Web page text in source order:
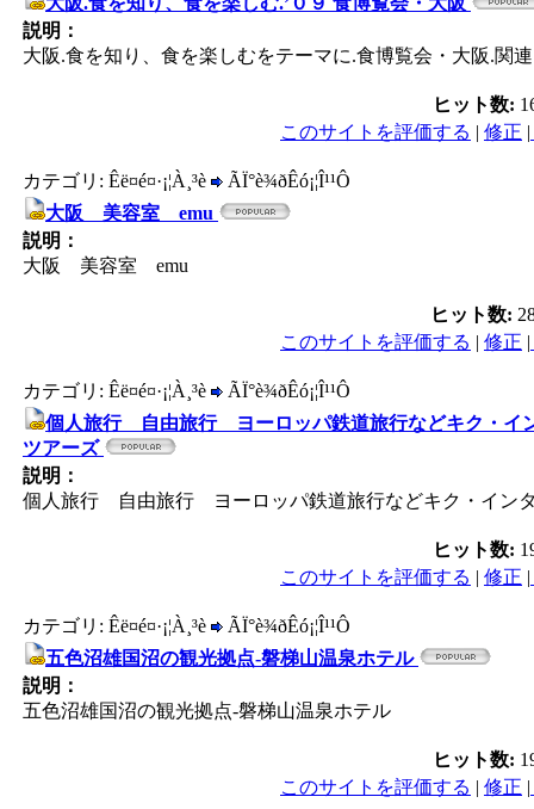
説明：
大阪.食を知り、食を楽しむをテーマに.食博覧会・大阪.関
ヒット数:
このサイトを評価する | 修正 |
カテゴリ: Êë¤é¤·¡¦À¸³è
ÃÏ°è¾ðÊó¡¦Î¹¹Ô
大阪 美容室 emu
説明：
大阪 美容室 emu
ヒット数:
このサイトを評価する | 修正 |
カテゴリ: Êë¤é¤·¡¦À¸³è
ÃÏ°è¾ðÊó¡¦Î¹¹Ô
個人旅行 自由旅行 ヨーロッパ鉄道旅行などキク・イ
ツアーズ
説明：
個人旅行 自由旅行 ヨーロッパ鉄道旅行などキク・イン
ヒット数:
このサイトを評価する | 修正 |
カテゴリ: Êë¤é¤·¡¦À¸³è
ÃÏ°è¾ðÊó¡¦Î¹¹Ô
五色沼雄国沼の観光拠点-磐梯山温泉ホテル
説明：
五色沼雄国沼の観光拠点-磐梯山温泉ホテル
ヒット数:
このサイトを評価する | 修正 |